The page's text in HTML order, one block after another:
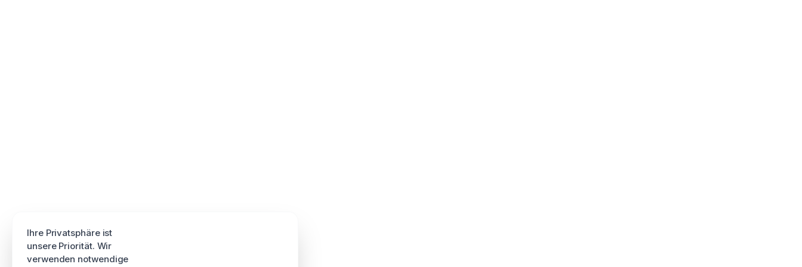
Ihre Privatsphäre ist
unsere Priorität. Wir
verwenden notwendige